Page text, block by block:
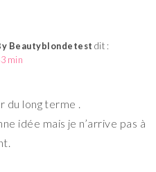
Beautyblondetest dit :
min
du long terme .
idée mais je n’arrive pas à